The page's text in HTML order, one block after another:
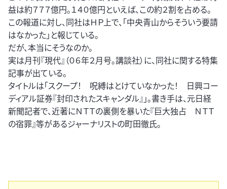
益は約７７７億円。１４０億円といえば、この約２割を占める。
この報道に対し、同社はＨＰ上で、「中央青山からそういう要請
はなかった」と報じている。
だが、本当にそうなのか。
実は月刊『現代』（０６年２月号。講談社）に、同社に関する特集
記事が出ている。
タイトルは「スクープ！ 呪縛はとけていなかった！ 日興コー
ディアル証券『封印されたスキャンダル』」。書き手は、元日経
新聞記者で、近著にＮＴＴの裏側を暴いた『巨大独占 ＮＴＴ
の宿罪』等があるジャーナリストの町田徹氏。